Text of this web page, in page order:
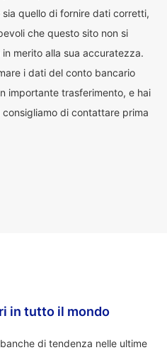
quello di fornire dati corretti,
che questo sito non si
merito alla sua accuratezza.
i dati del conto bancario
importante trasferimento, e hai
di contattare prima
in tutto il mondo
di tendenza nelle ultime